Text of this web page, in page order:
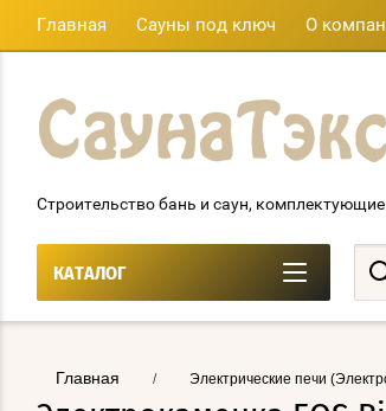
Главная Сауны под ключ О
Строительство бань и саун, комплектующие
КАТАЛОГ
Главная / Электрические печи